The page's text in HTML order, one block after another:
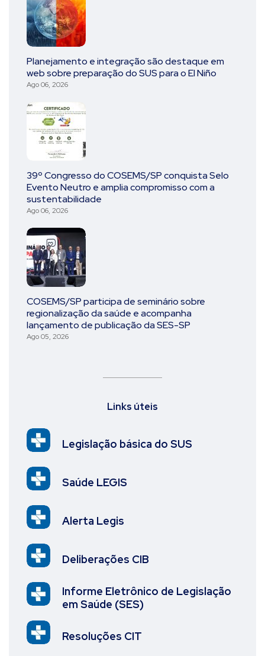
Planejamento e integração são destaque em
web sobre preparação do SUS para o El Niño
Ago 06, 2026
39º Congresso do COSEMS/SP conquista Selo
Evento Neutro e amplia compromisso com a
sustentabilidade
Ago 06, 2026
COSEMS/SP participa de seminário sobre
regionalização da saúde e acompanha
lançamento de publicação da SES-SP
Ago 05, 2026
Links úteis
Legislação básica do SUS
Saúde LEGIS
Alerta Legis
Deliberações CIB
Informe Eletrônico de Legislação
em Saúde (SES)
Resoluções CIT